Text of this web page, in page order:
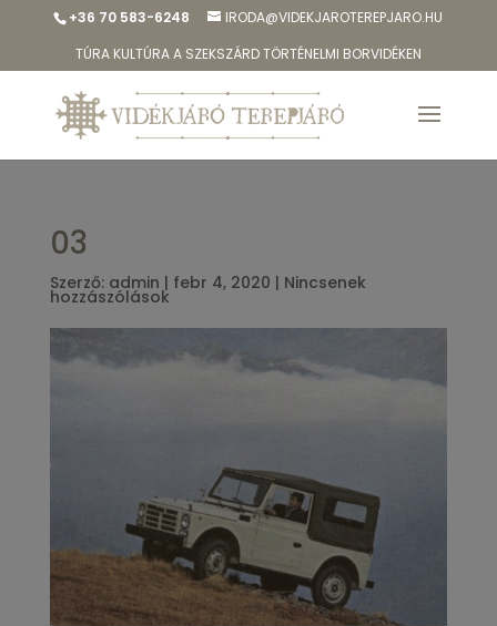
+36 70 583-6248
IRODA@VIDEKJAROTEREPJARO.HU
TÚRA KULTÚRA A SZEKSZÁRD TÖRTÉNELMI BORVIDÉKEN
03
Szerző: admin | febr 4, 2020 | Nincsenek
hozzászólások